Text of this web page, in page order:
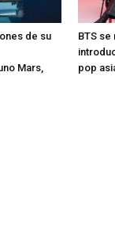
de su
Mars,
BTS se
pop